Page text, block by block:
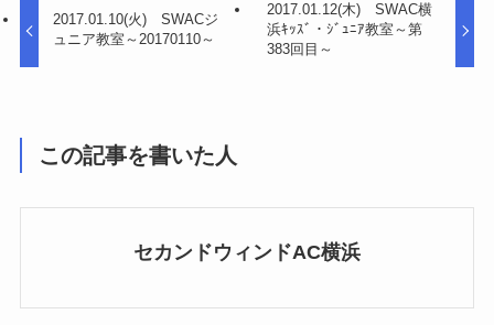
2017.01.10(火) SWACジ
ュニア教室～20170110～
2017.01.12(木) SWAC横
浜ｷｯｽﾞ・ｼﾞｭﾆｱ教室～第
383回目～
この記事を書いた人
セカンドウィンドAC横浜